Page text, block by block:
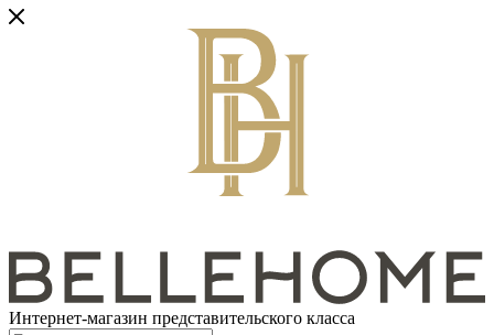
Интернет-магазин представительского класса